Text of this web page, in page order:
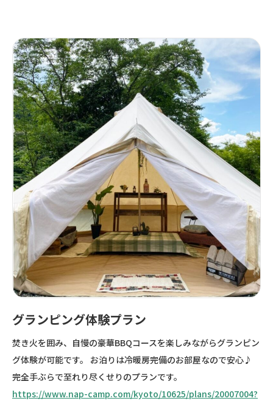
グランピング体験プラン
焚き火を囲み、自慢の豪華BBQコースを楽しみながらグランピン
グ体験が可能です。 お泊りは冷暖房完備のお部屋なので安心♪
完全手ぶらで至れり尽くせりのプランです。
https://www.nap-camp.com/kyoto/10625/plans/20007004?